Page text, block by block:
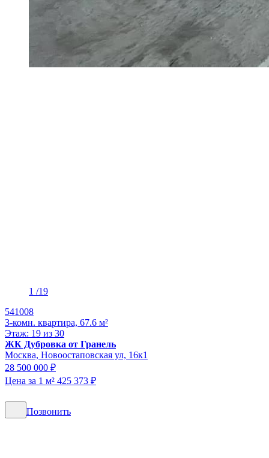
1 /19
541008
3-комн. квартира, 67.6 м²
Этаж: 19 из 30
ЖК Дубровка от Гранель
Москва, Новоостаповская ул, 16к1
28 500 000 ₽
Цена за 1 м² 425 373 ₽
Позвонить